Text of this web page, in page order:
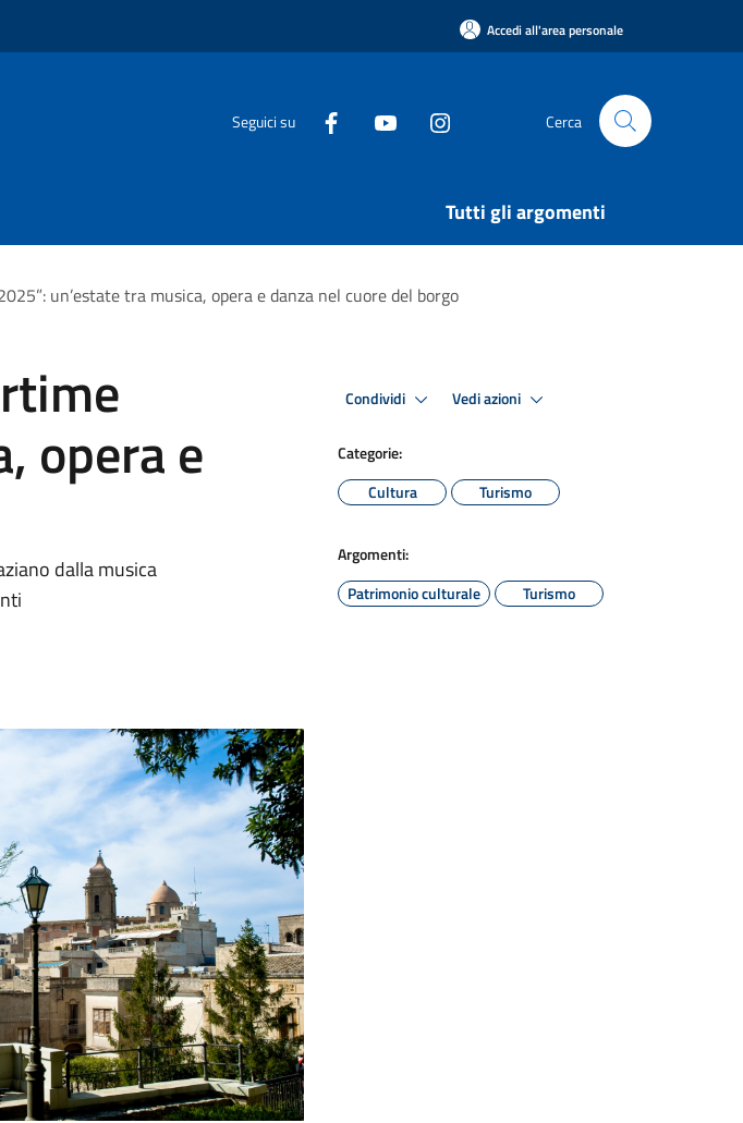
Accedi all'area personale
Seguici su Cerca
Tutti gli argomenti
un’estate tra musica, opera e danza nel cuore del borgo
opera e
dalla musica
Condividi Vedi azioni
Categorie:
Cultura
Turismo
Argomenti:
Patrimonio culturale
Turismo